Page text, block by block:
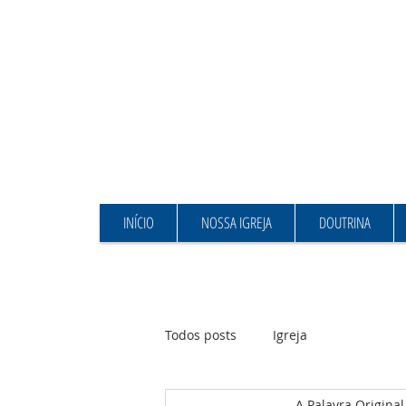
INÍCIO NOSSA IGREJA DOUTRINA
Todos posts Igreja